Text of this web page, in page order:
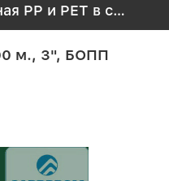
намотке 50-300м
м., 3", БОПП